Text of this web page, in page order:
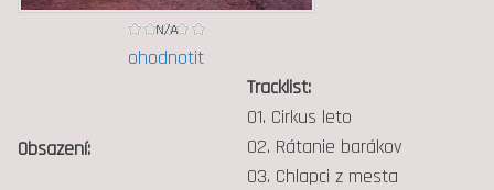
ohodnotit
Tracklist:
01. Cirkus leto
02. Rátanie barákov
03. Chlapci z mesta
Obsazení: